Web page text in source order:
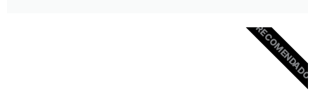
RECOMENDADO